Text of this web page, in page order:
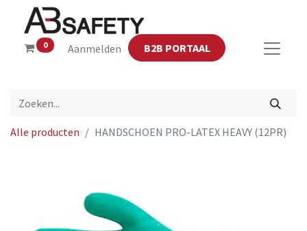
0 Aanmelden B2B PORTAAL
Alle producten HANDSCHOEN PRO-LATEX HEAVY (12PR)